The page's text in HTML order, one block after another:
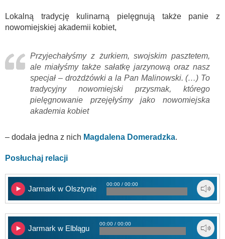
Lokalną tradycję kulinarną pielęgnują także panie z
nowomiejskiej akademii kobiet,
Przyjechałyśmy z żurkiem, swojskim pasztetem,
ale miałyśmy także sałatkę jarzynową oraz nasz
specjał – drożdżówki a la Pan Malinowski. (…) To
tradycyjny nowomiejski przysmak, którego
pielęgnowanie przejęłyśmy jako nowomiejska
akademia kobiet
– dodała jedna z nich Magdalena Domeradzka.
Posłuchaj relacji
Jarmark w Olsztynie
00:00 / 00:00
Jarmark w Elblągu
00:00 / 00:00